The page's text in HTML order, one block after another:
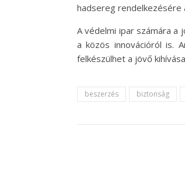
hadsereg rendelkezésére
A védelmi ipar számára a
a közös innovációról is.
felkészülhet a jövő
beszerzés biztonság